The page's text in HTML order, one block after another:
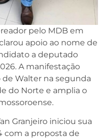
pelo MDB em
apoio ao nome de
a deputado
A manifestação
Walter na segunda
do Norte e amplia o
Granjeiro iniciou sua
com a proposta de